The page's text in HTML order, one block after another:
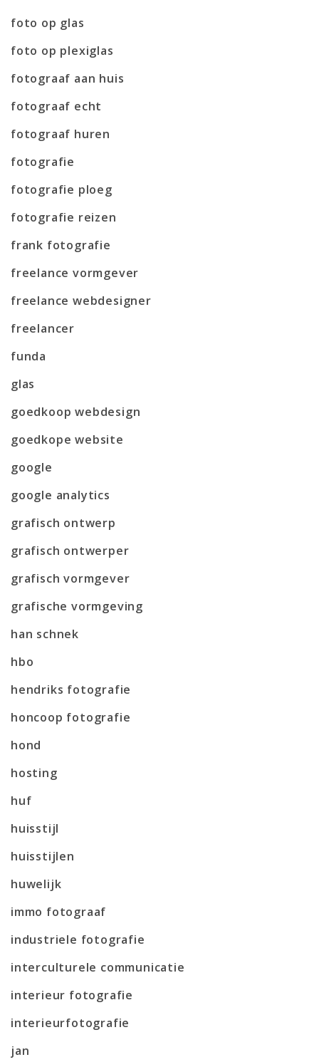
foto op glas
foto op plexiglas
fotograaf aan huis
fotograaf echt
fotograaf huren
fotografie
fotografie ploeg
fotografie reizen
frank fotografie
freelance vormgever
freelance webdesigner
freelancer
funda
glas
goedkoop webdesign
goedkope website
google
google analytics
grafisch ontwerp
grafisch ontwerper
grafisch vormgever
grafische vormgeving
han schnek
hbo
hendriks fotografie
honcoop fotografie
hond
hosting
huf
huisstijl
huisstijlen
huwelijk
immo fotograaf
industriele fotografie
interculturele communicatie
interieur fotografie
interieurfotografie
jan